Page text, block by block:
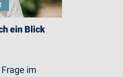
ein Blick
im